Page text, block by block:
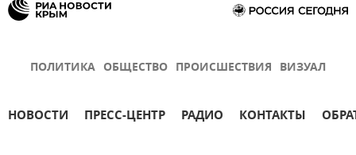
ПОЛИТИКА ОБЩЕСТВО ПРОИСШЕСТВИЯ ВИЗУАЛ
НОВОСТИ ПРЕСС-ЦЕНТР РАДИО КОНТАКТЫ